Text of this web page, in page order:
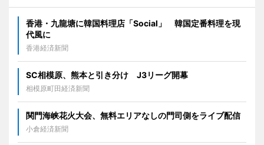
香港・九龍塘に韓国料理店「Social」 韓国定番料理を現
代風に
香港経済新聞
SC相模原、熊本と引き分け J3リーグ開幕
相模原町田経済新聞
関門海峡花火大会、無料エリアなしの門司側をライブ配信
小倉経済新聞